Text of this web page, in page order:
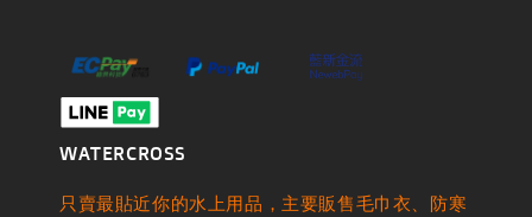
WATERCROSS
只賣最貼近你的水上用品，主要販售毛巾衣、防寒